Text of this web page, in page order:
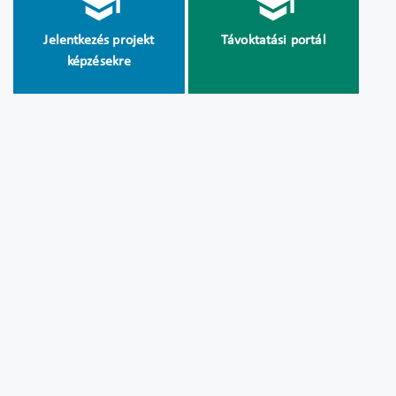
Jelentkezés projekt
képzésekre
Távoktatási portál